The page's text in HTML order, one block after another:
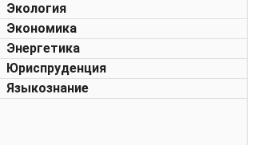
Экология
Экономика
Энергетика
Юриспруденция
Языкознание